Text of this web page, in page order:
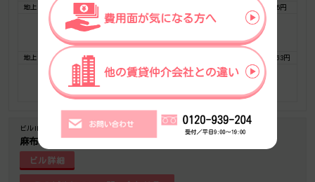
地上 2F 34.15坪 426,875円
地上 1F 39.31坪 1,061,363円
フロア詳細
ビルID-1551 築年-1977/3
麻布エス
ビル詳細